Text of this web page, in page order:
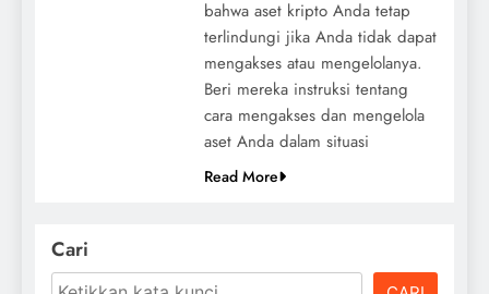
bahwa aset kripto Anda tetap
terlindungi jika Anda tidak dapat
mengakses atau mengelolanya.
Beri mereka instruksi tentang
cara mengakses dan mengelola
aset Anda dalam situasi
Read More
Cari